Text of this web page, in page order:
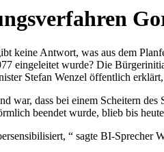
keine Antwort, was aus dem
eingeleitet wurde? Die
Stefan Wenzel öffentlich
war, dass bei einem Scheitern
beendet wurde, blieb bis
“ sagte BI-Sprecher